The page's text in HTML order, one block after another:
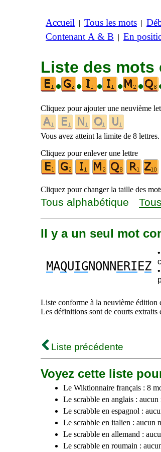
Accueil | Tous les mots |
Contenant A & B | En
Liste des mots
•
• • • •
Cliquez pour ajouter une neuvième
Vous avez atteint la limite de 8 lettres.
Cliquez pour enlever une lettre
Cliquez pour changer la taille des
Tous alphabétique
Il y a un seul mot
MAQUIGNONN ERI EZ
•
•
Liste conforme à la neuvième
Les définitions sont de courts extraits
Liste précédente
Voyez cette liste
Le Wiktionnaire français : 8
Le scrabble en anglais : aucun
Le scrabble en espagnol :
Le scrabble en italien : aucun
Le scrabble en allemand :
Le scrabble en roumain :